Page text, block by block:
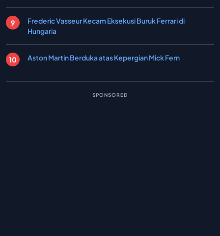
Frederic Vasseur Kecam Eksekusi Buruk Ferrari di
Hungaria
Aston Martin Berduka atas Kepergian Mick Fern
SPONSORED